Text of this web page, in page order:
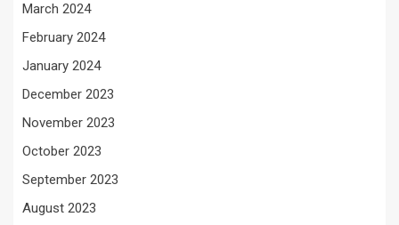
March 2024
February 2024
January 2024
December 2023
November 2023
October 2023
September 2023
August 2023